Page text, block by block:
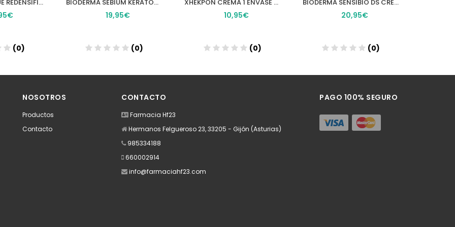
BE+ ENERGIFIQUE REDENSIFICANTE CREMA NUTRITIVA PIEL NORMAL MIXTA 1 TARRO 50 ML
(0)
BIODERMA SEBIUM KERATO+ 30 ML
19,95€
(0)
XHEKPON CREMA 1 ENVASE 40 ML
10,95€
(0)
BIODERMA SENSIBIO DS CREMA 40 ML
20,95€
(0)
NOSOTROS
Productos
Contacto
CONTACTO
Farmacia Hf23
Hermanos Felgueroso 23, 33205 - Gijón (Asturias)
985334188
660002914
info@farmaciahf23.com
PAGO 100% SEGURO